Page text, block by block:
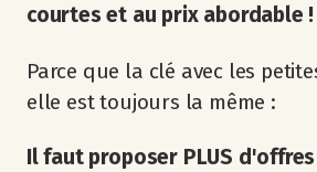
courtes et au prix abordable !
Parce que la clé avec les
elle est toujours la même :
Il faut proposer PLUS d'offres